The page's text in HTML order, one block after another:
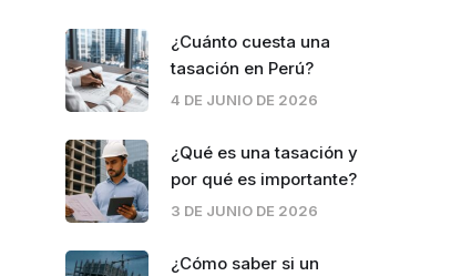
¿Cuánto cuesta una
tasación en Perú?
4 DE JUNIO DE 2026
¿Qué es una tasación y
por qué es importante?
3 DE JUNIO DE 2026
¿Cómo saber si un